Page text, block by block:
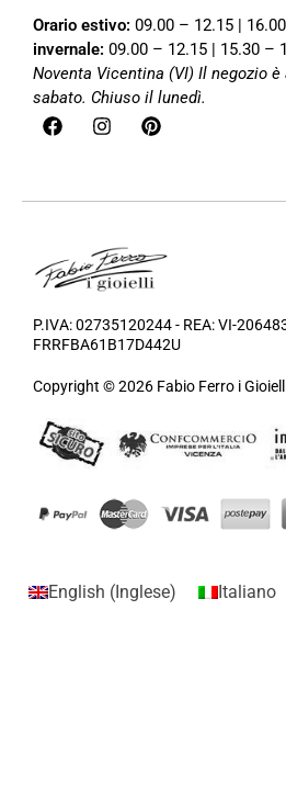
Orario estivo: 09.00 – 12.15 |
invernale: 09.00 – 12.15 | 15.30 –
Noventa Vicentina (VI) Il negozio è
sabato. Chiuso il lunedì.
P.IVA: 02735120244 - REA: VI-
FRRFBA61B17D442U
Copyright © 2026 Fabio Ferro i
English (Inglese) Italiano